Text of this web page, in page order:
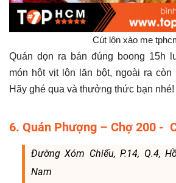
Cút lộn xào me
Quán dọn ra bán đúng boong 15h
món hột vịt lộn lăn bột, ngoài ra còn
Hãy ghé qua và thưởng thức bạn nhé!
6. Quán Phượng – Chợ 200 -
Đường Xóm Chiếu, P.14, Q.4,
Nam